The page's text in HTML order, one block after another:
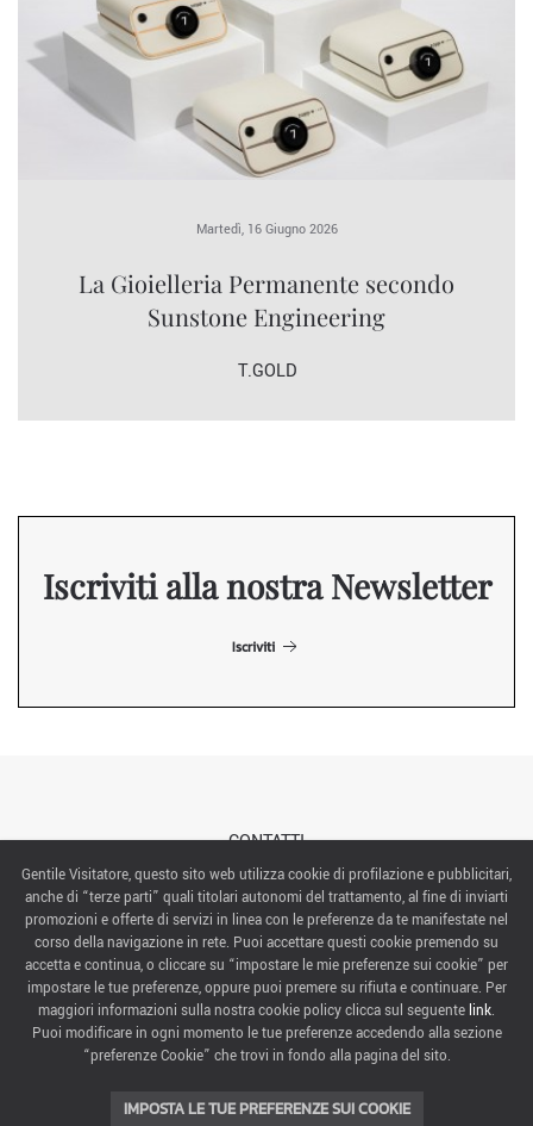
Martedì, 16 Giugno 2026
La Gioielleria Permanente secondo
Sunstone Engineering
T.GOLD
Iscriviti alla nostra Newsletter
Iscriviti
CONTATTI
ABOUT US
ITALIAN EXHIBITION GROUP SpA All rights reserved
Via Emilia 155, 47921 Rimini,
CF/PI 00139440408, Registro Imprese: Rimini P.I e n. Reg. Imprese 00139440408, Capitale Sociale
52.214.897 i.v.
Gentile Visitatore, questo sito web utilizza cookie di profilazione e pubblicitari,
anche di “terze parti” quali titolari autonomi del trattamento, al fine di inviarti
promozioni e offerte di servizi in linea con le preferenze da te manifestate nel
corso della navigazione in rete. Puoi accettare questi cookie premendo su
accetta e continua, o cliccare su “impostare le mie preferenze sui cookie” per
impostare le tue preferenze, oppure puoi premere su rifiuta e continuare. Per
maggiori informazioni sulla nostra cookie policy clicca sul seguente link.
Puoi modificare in ogni momento le tue preferenze accedendo alla sezione
“preferenze Cookie” che trovi in fondo alla pagina del sito.
IMPOSTA LE TUE PREFERENZE SUI COOKIE